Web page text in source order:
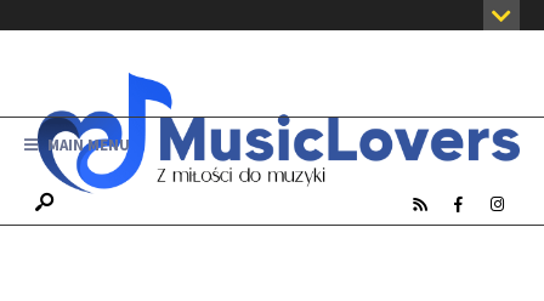
MAIN MENU